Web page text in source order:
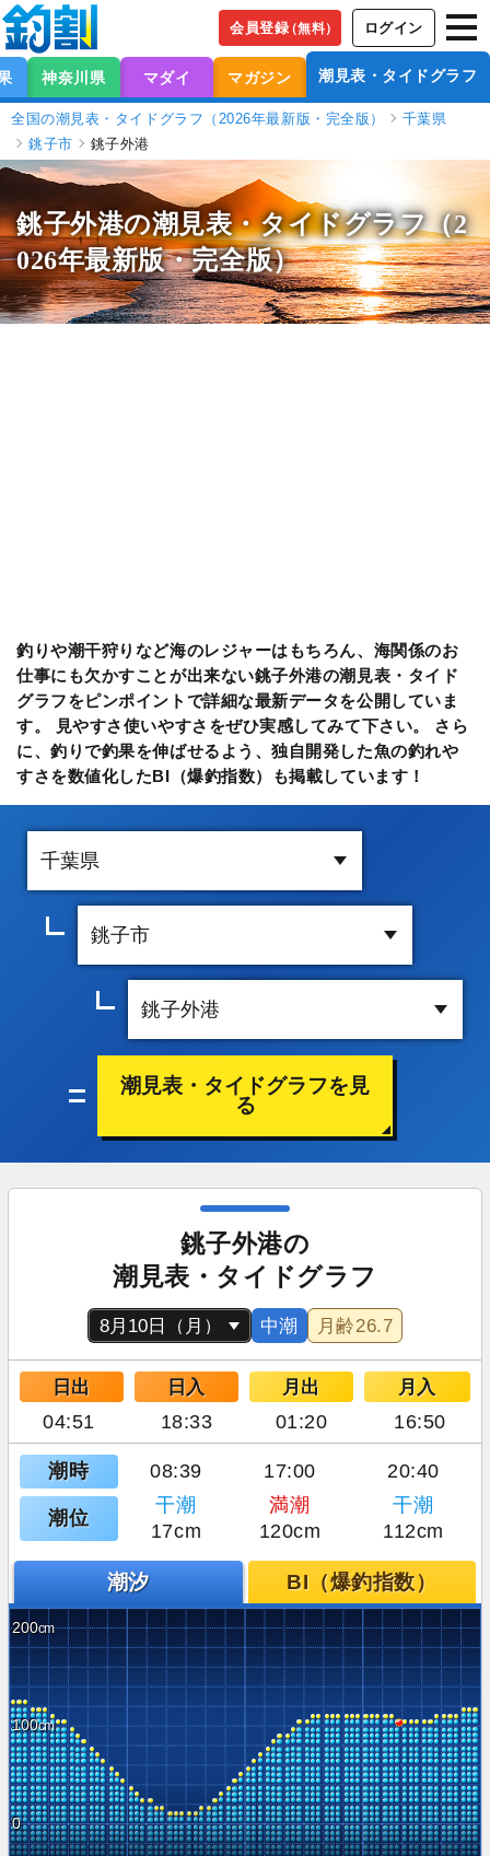
会員登録（無料） ログイン
神奈川県 マダイ マガジン 潮見表・タイドグラフ
全国の潮見表・タイドグラフ（2026年最新版・完全版）
千葉県
銚子市
銚子外港
銚子外港の潮見表・タイドグラフ（2
026年最新版・完全版）
釣りや潮干狩りなど海のレジャーはもちろん、海関係のお
仕事にも欠かすことが出来ない銚子外港の潮見表・タイド
グラフをピンポイントで詳細な最新データを公開していま
す。 見やすさ使いやすさをぜひ実感してみて下さい。 さら
に、釣りで釣果を伸ばせるよう、独自開発した魚の釣れや
すさを数値化したBI（爆釣指数）も掲載しています！
潮見表・タイドグラフを見
る
銚子外港の
潮見表・タイドグラフ
中潮 月齢26.7
日出 日入 月出 月入
04:51 18:33 01:20 16:50
潮時 08:39 17:00 20:40
潮位
干潮 満潮
干潮
17cm
120cm 112cm
潮汐 BI（爆釣指数）
200
100
0